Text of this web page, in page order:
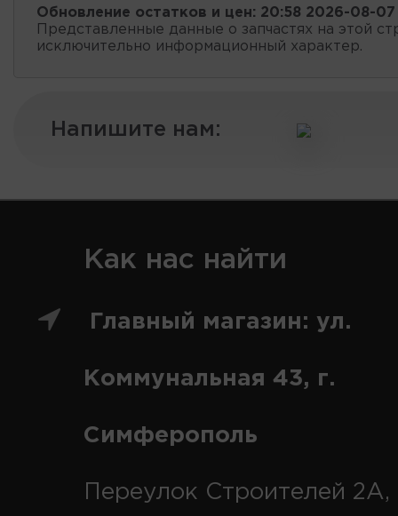
Обновление остатков и цен: 20:58 2026-08-07
Представленные данные о запчастях на этой
исключительно информационный характер.
Напишите нам:
Как нас найти
Главный магазин: ул.
Коммунальная 43, г.
Симферополь
Переулок Строителей 2А,